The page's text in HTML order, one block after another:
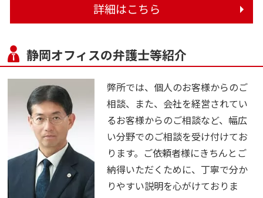
詳細はこちら
静岡オフィスの弁護士等紹介
弊所では、個人のお客様からのご
相談、また、会社を経営されてい
るお客様からのご相談など、幅広
い分野でのご相談を受け付けてお
ります。ご依頼者様にきちんとご
納得いただくために、丁寧で分か
りやすい説明を心がけておりま